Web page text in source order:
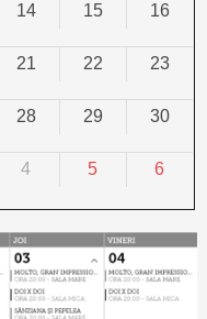
14 15 16
21 22 23
28 29 30
4 5 6